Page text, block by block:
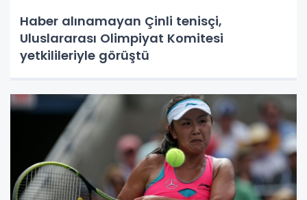
Haber alınamayan Çinli tenisçi,
Uluslararası Olimpiyat Komitesi
yetkilileriyle görüştü